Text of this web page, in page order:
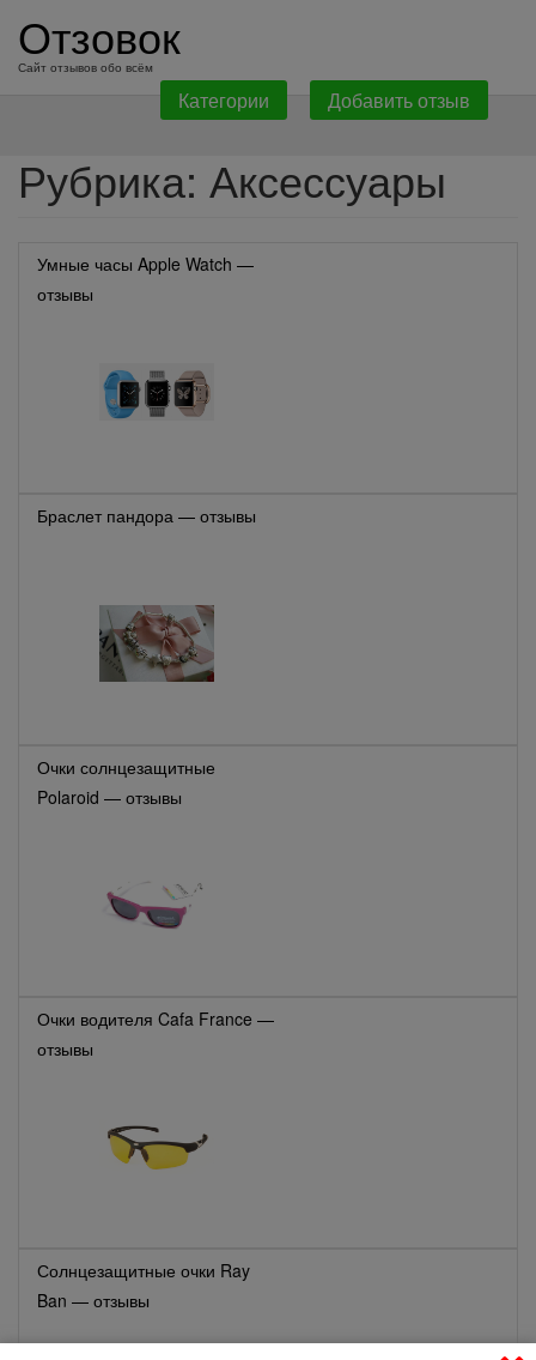
содержанию
Отзовок
Сайт отзывов обо всём
Категории Добавить отзыв
Рубрика: Аксессуары
Умные часы Apple Watch —
отзывы
Браслет пандора — отзывы
Очки солнцезащитные
Polaroid — отзывы
Очки водителя Cafa France —
отзывы
Солнцезащитные очки Ray
Ban — отзывы